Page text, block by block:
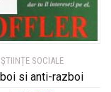
ȘTIINȚE SOCIALE
si anti-razboi